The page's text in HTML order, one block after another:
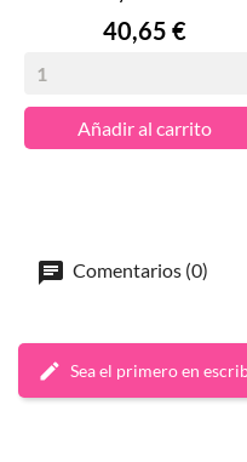
Precio
40,65 €
Añadir al carrito
Comentarios (0)
Sea el primero en